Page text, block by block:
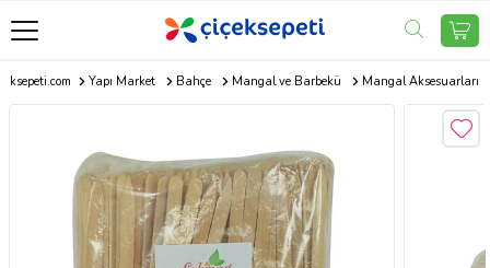
Yapı Market Bahçe Mangal ve Barbekü Mangal Aksesuarları